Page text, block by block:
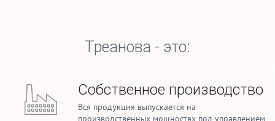
Треанова - это:
Собственное производство
Вся продукция выпускается на
производственных мощностях под управлением